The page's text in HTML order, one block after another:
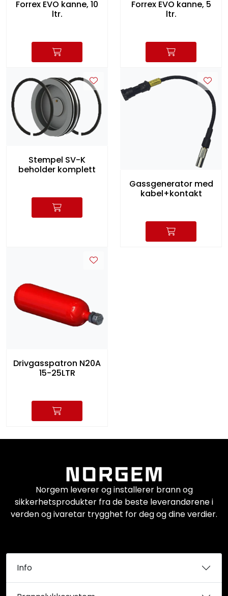
Forrex EVO kanne, 10
ltr.
Forrex EVO kanne, 5
ltr.
Stempel SV-K
beholder komplett
Gassgenerator med
kabel+kontakt
Drivgasspatron N20A
15-25LTR
Norgem leverer og installerer brann og
sikkerhetsprodukter fra de beste leverandørene i
verden og ivaretar trygghet for deg og dine verdier.
Info